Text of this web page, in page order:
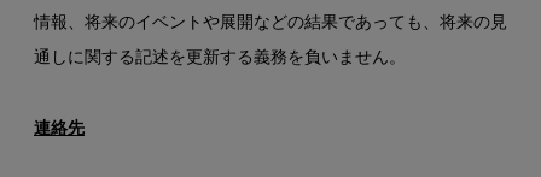
情報、将来のイベントや展開などの結果であっても、将来の見
通しに関する記述を更新する義務を負いません。
連絡先